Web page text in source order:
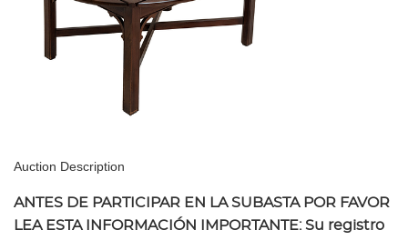
Auction Description
ANTES DE PARTICIPAR EN LA SUBASTA POR FAVOR
LEA ESTA INFORMACIÓN IMPORTANTE: Su registro